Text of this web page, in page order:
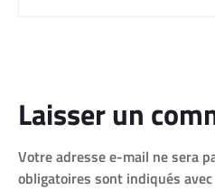
Laisser un
Votre adresse e-mail ne sera
obligatoires sont indiqués avec